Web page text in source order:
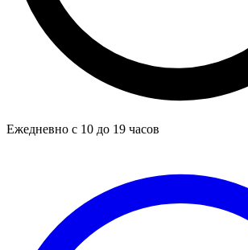
Ежедневно с 10 до 19 часов